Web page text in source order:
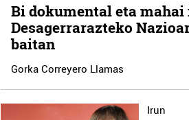
Bi dokumental eta
Desagerrarazteko
baitan
Gorka Correyero Llamas
Irun